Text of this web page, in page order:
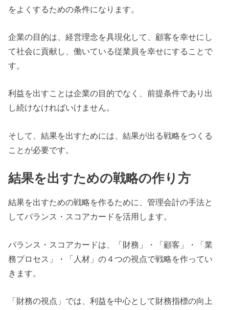
をよくするための条件になります。
企業の目的は、経営理念を具現化して、顧客を幸せにし
て社会に貢献し、働いている従業員を幸せにすることで
す。
利益を出すことは企業の目的でなく、前提条件であり出
し続けなければいけません。
そして、結果を出すためには、結果が出る戦略をつくる
ことが必要です。
結果を出すための戦略の作り方
結果を出すための戦略を作るために、管理会計の手法と
してバランス・スコアカードを活用します。
バランス・スコアカードは、「財務」・「顧客」・「業
務プロセス」・「人材」の４つの視点で戦略を作ってい
きます。
「財務の視点」では、利益を中心として財務指標の向上